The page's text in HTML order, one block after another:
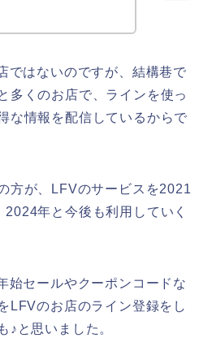
ではないのですが、結構巷で
多くのお店で、ラインを使っ
な情報を配信しているからで
方が、LFVのサービスを2021
年と今後も利用していく
始セールやクーポンコードな
LFVのお店のライン登録をし
♪と思いました。